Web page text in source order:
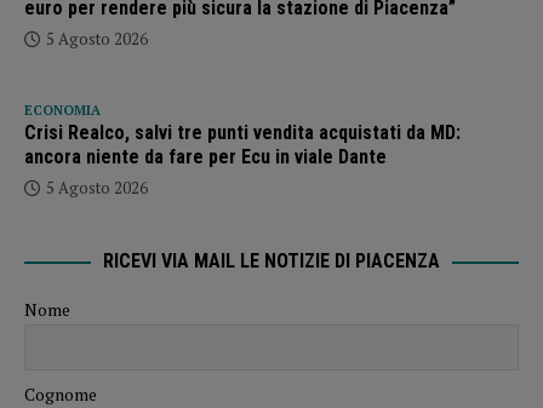
euro per rendere più sicura la stazione di Piacenza”
5 Agosto 2026
ECONOMIA
Crisi Realco, salvi tre punti vendita acquistati da MD:
ancora niente da fare per Ecu in viale Dante
5 Agosto 2026
RICEVI VIA MAIL LE NOTIZIE DI PIACENZA
Nome
Cognome